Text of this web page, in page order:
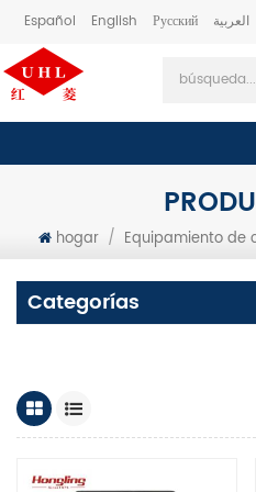
Español English Русский العربية
hogar / Equipamiento de
Categorías